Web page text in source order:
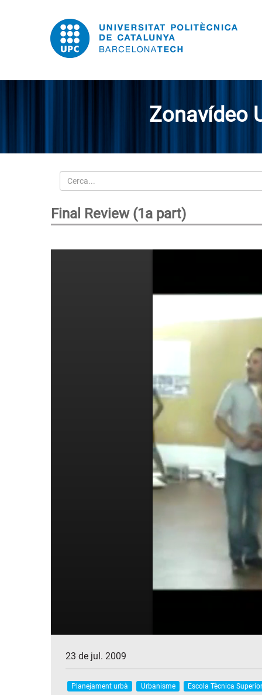
Zonavídeo
Cerca
Final Review (1a part)
23 de jul. 2009
Planejament urbà Urbanisme Escola Tècnica